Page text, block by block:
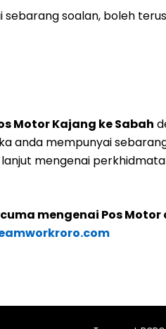
soalan, boleh
Motor Kajang ke Sabah
anda mempunyai
mengenai
mengenai Pos